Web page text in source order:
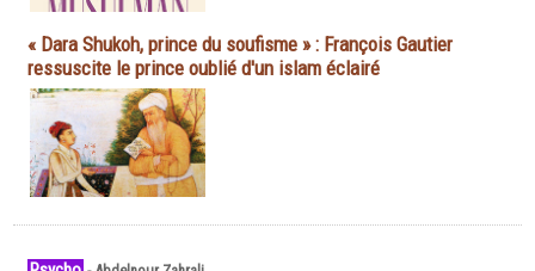
« Dara Shukoh, prince du soufisme » : François Gautier
ressuscite le prince oublié d'un islam éclairé